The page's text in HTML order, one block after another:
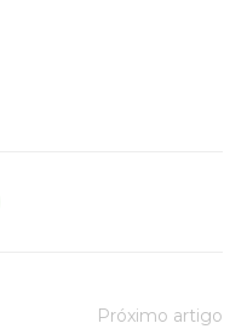
Próximo artigo